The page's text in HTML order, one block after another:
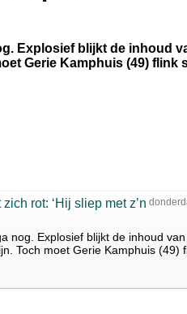
Explosief blijkt de inhoud
Gerie Kamphuis (49) flink
rot: ‘Hij sliep met z’n
nog. Explosief blijkt de inhoud
Toch moet Gerie Kamphuis (49)